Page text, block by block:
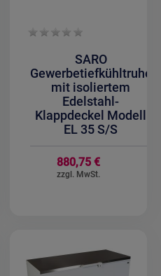
SARO
Gewerbetiefkühltruhe
mit isoliertem
Edelstahl-
Klappdeckel Modell
EL 35 S/S
880,75 €